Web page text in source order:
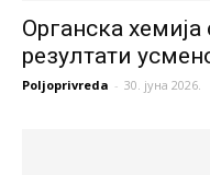
Органска
резултати
Poljoprivreda - 30. јуна 2026.